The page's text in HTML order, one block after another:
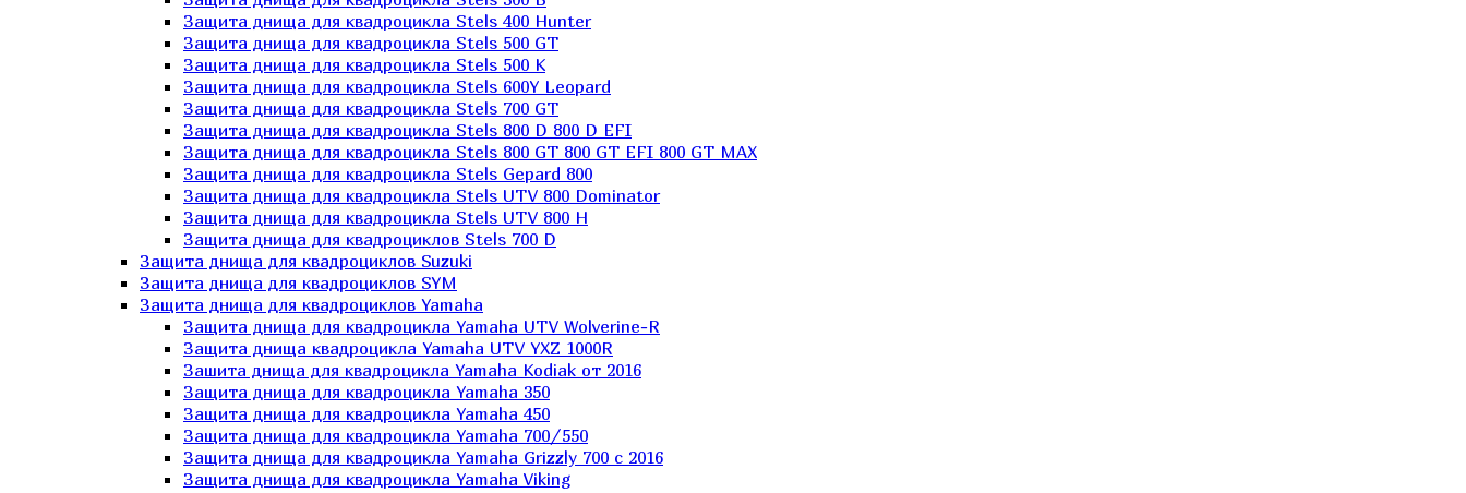
Защита днища для квадроцикла Stels 400 Hunter
Защита днища для квадроцикла Stels 500 GT
Защита днища для квадроцикла Stels 500 K
Защита днища для квадроцикла Stels 600Y Leopard
Защита днища для квадроцикла Stels 700 GT
Защита днища для квадроцикла Stels 800 D 800 D EFI
Защита днища для квадроцикла Stels 800 GT 800 GT EFI 800 GT MAX
Защита днища для квадроцикла Stels Gepard 800
Защита днища для квадроцикла Stels UTV 800 Dominator
Защита днища для квадроцикла Stels UTV 800 H
Защита днища для квадроциклов Stels 700 D
Защита днища для квадроциклов Suzuki
Защита днища для квадроциклов SYM
Защита днища для квадроциклов Yamaha
Защита днища для квадроцикла Yamaha UTV Wolverine-R
Защита днища квадроцикла Yamaha UTV YXZ 1000R
Зашита днища для квадроцикла Yamaha Kodiak от 2016
Защита днища для квадроцикла Yamaha 350
Защита днища для квадроцикла Yamaha 450
Защита днища для квадроцикла Yamaha 700/550
Защита днища для квадроцикла Yamaha Grizzly 700 с 2016
Защита днища для квадроцикла Yamaha Viking